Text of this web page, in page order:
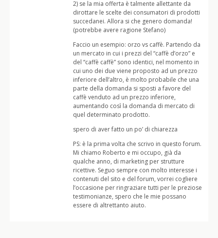
2) se la mia offerta è talmente allettante da
dirottare le scelte dei consumatori di prodotti
succedanei. Allora si che genero domanda!
(potrebbe avere ragione Stefano)
Faccio un esempio: orzo vs caffè. Partendo da
un mercato in cui i prezzi del “caffè d’orzo” e
del “caffè caffè” sono identici, nel momento in
cui uno dei due viene proposto ad un prezzo
inferiore dell’altro, è molto probabile che una
parte della domanda si sposti a favore del
caffè venduto ad un prezzo inferiore,
aumentando così la domanda di mercato di
quel determinato prodotto.
spero di aver fatto un po’ di chiarezza
PS: è la prima volta che scrivo in questo forum.
Mi chiamo Roberto e mi occupo, già da
qualche anno, di marketing per strutture
ricettive. Seguo sempre con molto interesse i
contenuti del sito e del forum, vorrei cogliere
l’occasione per ringraziare tutti per le preziose
testimonianze, spero che le mie possano
essere di altrettanto aiuto.